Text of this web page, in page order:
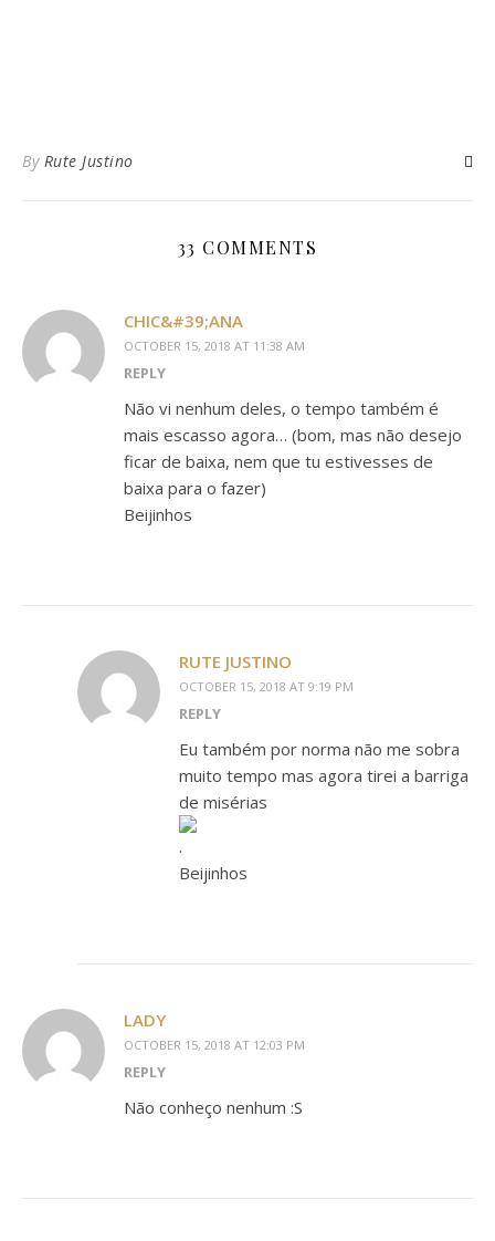
By Rute Justino
33 COMMENTS
CHIC&#39;ANA
OCTOBER 15, 2018 AT 11:38 AM
REPLY
Não vi nenhum deles, o tempo também é
mais escasso agora… (bom, mas não desejo
ficar de baixa, nem que tu estivesses de
baixa para o fazer)
Beijinhos
RUTE JUSTINO
OCTOBER 15, 2018 AT 9:19 PM
REPLY
Eu também por norma não me sobra
muito tempo mas agora tirei a barriga
de misérias
.
Beijinhos
LADY
OCTOBER 15, 2018 AT 12:03 PM
REPLY
Não conheço nenhum :S